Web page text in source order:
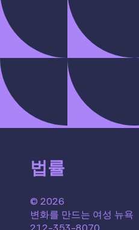
법률
© 2026
변화를 만드는 여성 뉴욕